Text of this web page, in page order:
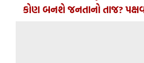
કોણ બનશે જનતાનો તાજ?